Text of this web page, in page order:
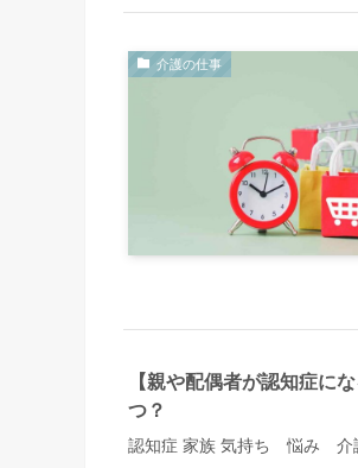
介護の仕事
【親や配偶者が認知症に
つ？
認知症 家族 気持ち 悩み 介